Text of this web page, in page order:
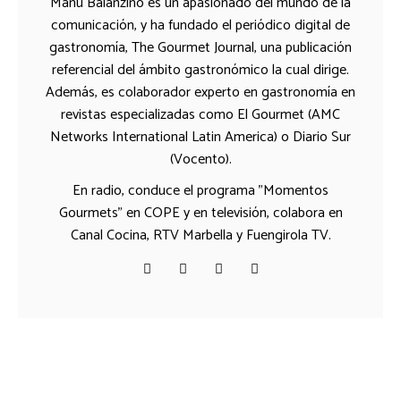
comunicación, y ha fundado el periódico digital de
gastronomía, The Gourmet Journal, una publicación
referencial del ámbito gastronómico la cual dirige.
Además, es colaborador experto en gastronomía en
revistas especializadas como El Gourmet (AMC
Networks International Latin America) o Diario Sur
(Vocento).
En radio, conduce el programa "Momentos
Gourmets" en COPE y en televisión, colabora en
Canal Cocina, RTV Marbella y Fuengirola TV.